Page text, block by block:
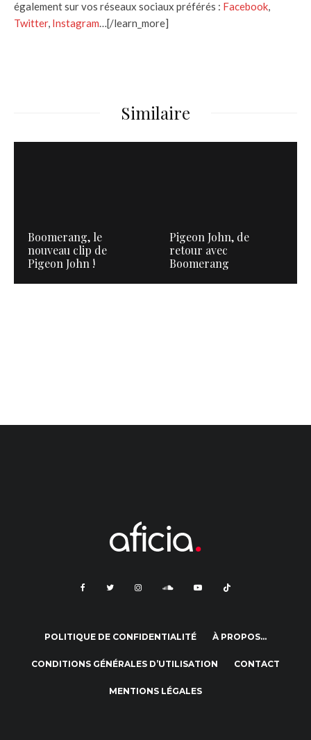
également sur vos réseaux sociaux préférés : Facebook,
Twitter, Instagram…[/learn_more]
Similaire
Boomerang, le
nouveau clip de
Pigeon John !
Pigeon John, de
retour avec
Boomerang
POLITIQUE DE CONFIDENTIALITÉ À PROPOS…
CONDITIONS GÉNÉRALES D’UTILISATION CONTACT
MENTIONS LÉGALES